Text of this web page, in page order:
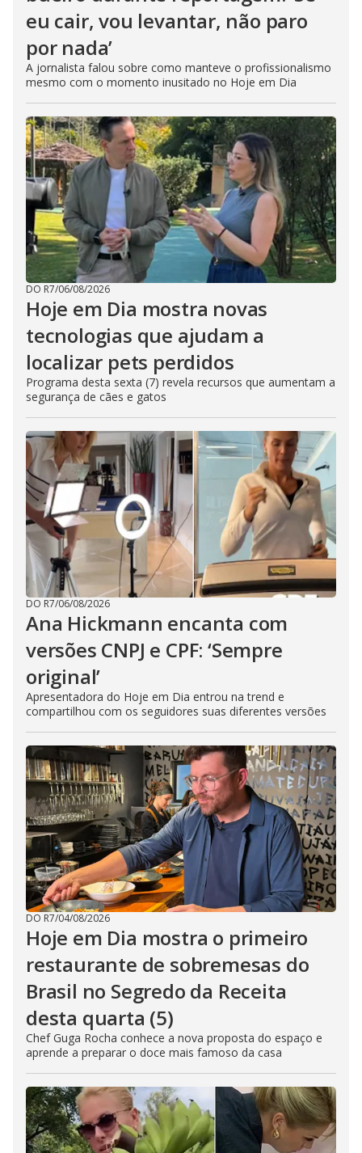
eu cair, vou levantar, não paro
por nada’
A jornalista falou sobre como manteve o profissionalismo
mesmo com o momento inusitado no Hoje em Dia
DO R7/06/08/2026
Hoje em Dia mostra novas
tecnologias que ajudam a
localizar pets perdidos
Programa desta sexta (7) revela recursos que aumentam a
segurança de cães e gatos
DO R7/06/08/2026
Ana Hickmann encanta com
versões CNPJ e CPF: ‘Sempre
original’
Apresentadora do Hoje em Dia entrou na trend e
compartilhou com os seguidores suas diferentes versões
DO R7/04/08/2026
Hoje em Dia mostra o primeiro
restaurante de sobremesas do
Brasil no Segredo da Receita
desta quarta (5)
Chef Guga Rocha conhece a nova proposta do espaço e
aprende a preparar o doce mais famoso da casa